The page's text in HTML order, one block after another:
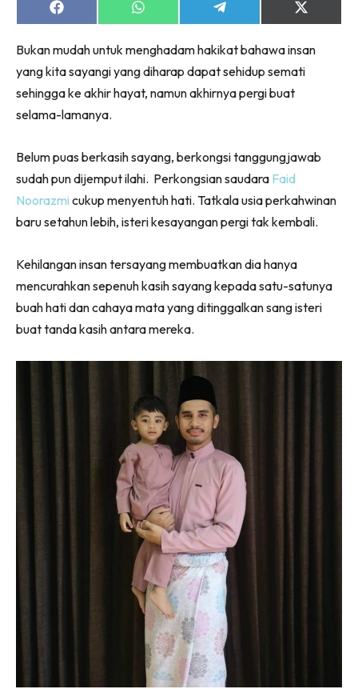
Share
on
Share
on
Share
on
Share
on
(Twitter)
Bukan mudah untuk menghadam hakikat bahawa insan
yang kita sayangi yang diharap dapat sehidup semati
sehingga ke akhir hayat, namun akhirnya pergi buat
selama-lamanya.
Belum puas berkasih sayang, berkongsi tanggungjawab
sudah pun dijemput ilahi. Perkongsian saudara Faid
Noorazmi cukup menyentuh hati. Tatkala usia perkahwinan
baru setahun lebih, isteri kesayangan pergi tak kembali.
Kehilangan insan tersayang membuatkan dia hanya
mencurahkan sepenuh kasih sayang kepada satu-satunya
buah hati dan cahaya mata yang ditinggalkan sang isteri
buat tanda kasih antara mereka.